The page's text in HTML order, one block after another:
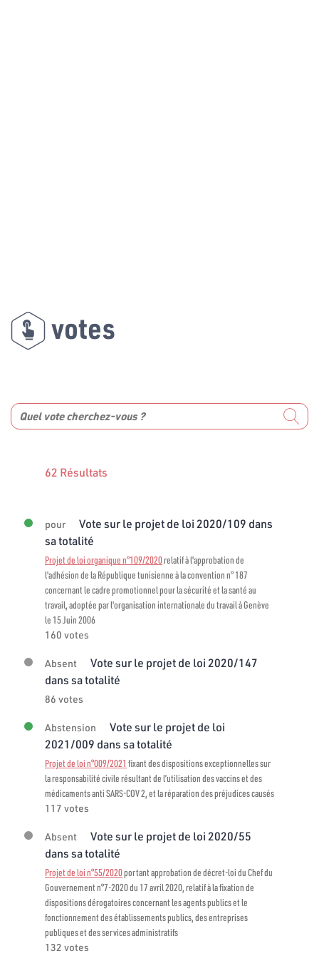
votes
62 Résultats
pour
Vote sur le projet de loi 2020/109 dans
sa totalité
Projet de loi organique n°109/2020relatif à l'approbation de
l'adhésion de la République tunisienne à la convention n° 187
concernant le cadre promotionnel pour la sécurité et la santé au
travail, adoptée par l'organisation internationale du travail à Genève
le 15 Juin 2006
160 votes
Absent
Vote sur le projet de loi 2020/147
dans sa totalité
86 votes
Abstension
Vote sur le projet de loi
2021/009 dans sa totalité
Projet de loi n°009/2021 fixant des dispositions exceptionnelles sur
la responsabilité civile résultant de l’utilisation des vaccins et des
médicaments anti SARS-COV 2, et la réparation des préjudices causés
117 votes
Absent
Vote sur le projet de loi 2020/55
dans sa totalité
Projet de loi n°55/2020portant approbation de décret-loi du Chef du
Gouvernement n°7-2020 du 17 avril 2020, relatif à la fixation de
dispositions dérogatoires concernant les agents publics et le
fonctionnement des établissements publics, des entreprises
publiques et des services administratifs
132 votes